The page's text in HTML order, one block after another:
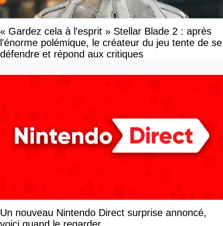
« Gardez cela à l'esprit » Stellar Blade 2 : après
l'énorme polémique, le créateur du jeu tente de se
défendre et répond aux critiques
Un nouveau Nintendo Direct surprise annoncé,